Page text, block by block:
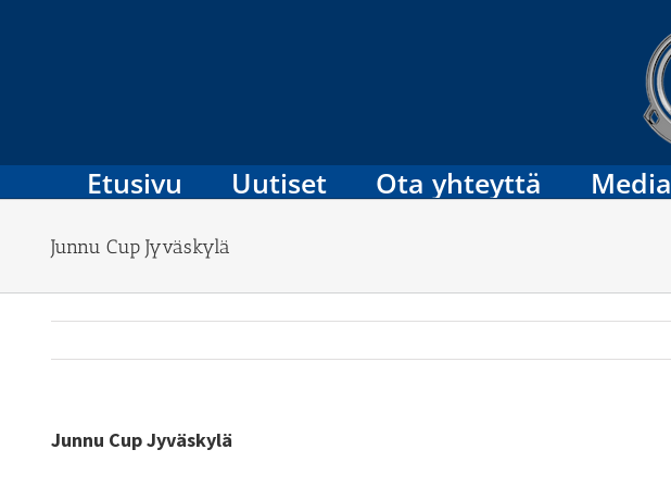
Etusivu Uutiset Ota yhteyttä Media
Junnu Cup Jyväskylä
Junnu Cup Jyväskylä